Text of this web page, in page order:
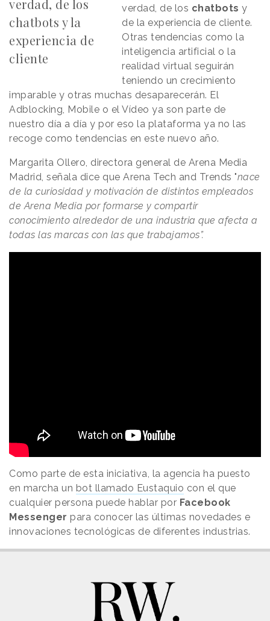
verdad, de los
chatbots y la
experiencia de
cliente
verdad, de los chatbots y
de la experiencia de cliente.
Otras tendencias como la
inteligencia artificial o la
realidad virtual seguirán
teniendo un crecimiento
imparable y otras muchas desaparecerán. El
Adblocking, Mobile o el Vídeo ya son parte de
nuestro día a día y por eso la plataforma ya no las
recoge como tendencias en este nuevo año.
Margarita Ollero, directora general de Arena Media
Madrid, señala dice que Arena Tech and Trends "nace
de la curiosidad y motivación de distintos empleados
de Arena Media por formarse y compartir
conocimiento alrededor de una industria que afecta a
todas las marcas con las que trabajamos”.
Como parte de esta iniciativa, la agencia ha puesto
en marcha un bot llamado Eustaquio con el que
cualquier persona puede hablar por Facebook
Messenger para conocer las últimas novedades e
innovaciones tecnológicas de diferentes industrias.